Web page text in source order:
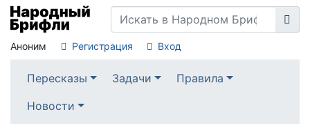
Аноним Регистрация Вход
Пересказы Задачи
Правила
Новости